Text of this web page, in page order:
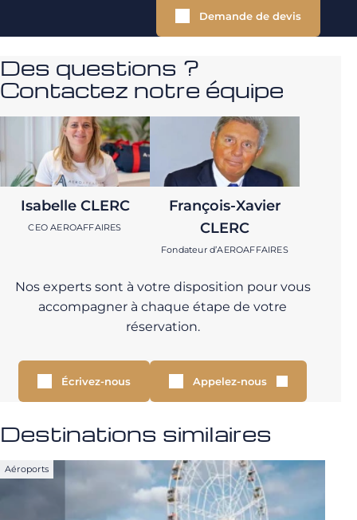
Demande de devis
Des questions ?
Contactez notre équipe
Isabelle CLERC
CEO AEROAFFAIRES
François-Xavier
CLERC
Fondateur d’AEROAFFAIRES
Nos experts sont à votre disposition pour vous
accompagner à chaque étape de votre
réservation.
Écrivez-nous Appelez-nous
Destinations similaires
Aéroports